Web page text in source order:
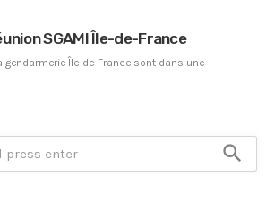
SGAMI Île-de-France
Île-de-France sont dans une
search